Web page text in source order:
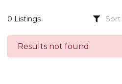
0 Listings
Results not found